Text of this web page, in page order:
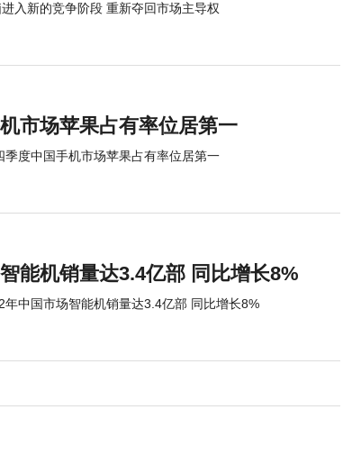
入新的竞争阶段 重新夺回市场主导权
市场苹果占有率位居第一
季度中国手机市场苹果占有率位居第一
能机销量达3.4亿部 同比增长8%
年中国市场智能机销量达3.4亿部 同比增长8%